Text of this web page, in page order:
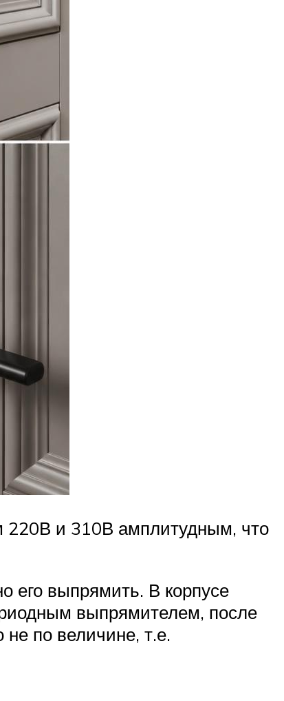
220В и 310В амплитудным, что
его выпрямить. В корпусе
выпрямителем, после
не по величине, т.е.